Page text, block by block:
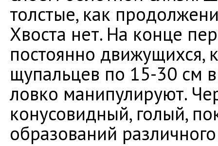
толстые, как
Хвоста нет. На конце
постоянно движущихся,
щупальцев по 15-30 см
ловко манипулируют.
конусовидный, голый,
образований